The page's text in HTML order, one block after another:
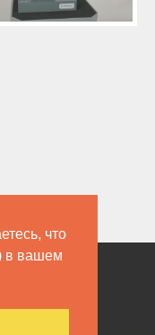
что
в вашем